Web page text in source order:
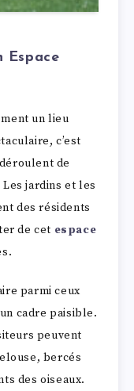
Espace
un lieu
c’est
de
jardins et les
des résidents
de cet espace
parmi ceux
cadre paisible.
peuvent
bercés
des oiseaux.